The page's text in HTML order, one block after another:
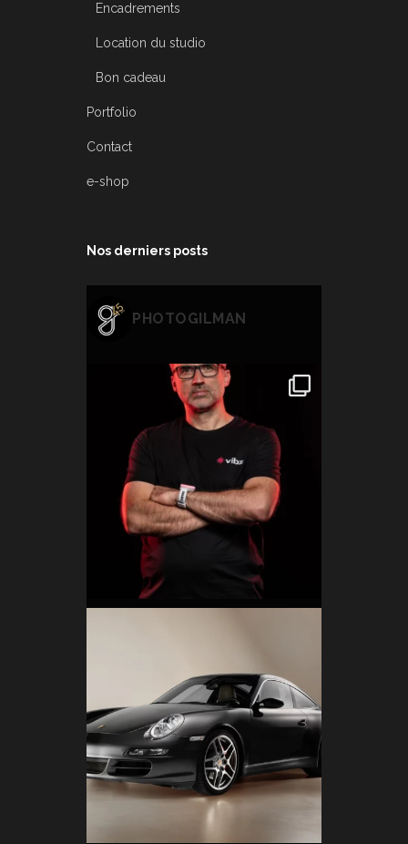
Encadrements
Location du studio
Bon cadeau
Portfolio
Contact
e-shop
Nos derniers posts
PHOTOGILMAN